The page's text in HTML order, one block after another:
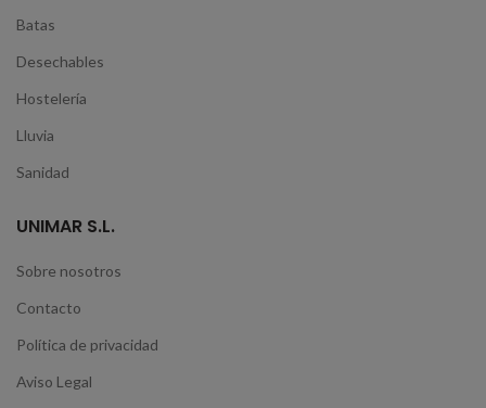
Batas
Desechables
Hostelería
Lluvia
Sanidad
UNIMAR S.L.
Sobre nosotros
Contacto
Política de privacidad
Aviso Legal